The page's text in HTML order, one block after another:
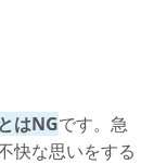
はNGです。急
快な思いをする